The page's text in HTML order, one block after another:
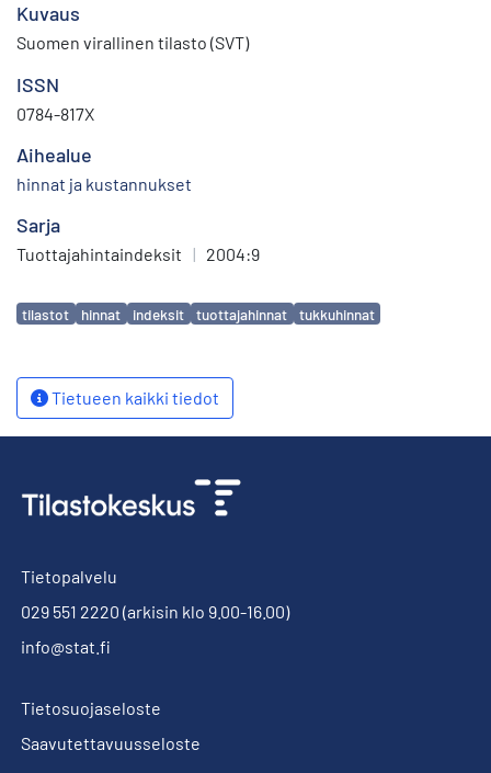
Kuvaus
Suomen virallinen tilasto (SVT)
ISSN
0784-817X
Aihealue
hinnat ja kustannukset
Sarja
Tuottajahintaindeksit | 2004:9
Avainsanat
tilastot hinnat indeksit tuottajahinnat tukkuhinnat
Tietueen kaikki tiedot
Tietopalvelu
029 551 2220 (arkisin klo 9.00-16.00)
info@stat.fi
Tietosuojaseloste
Saavutettavuusseloste